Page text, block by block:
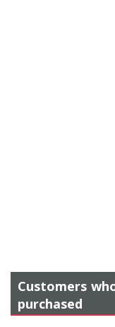
Customers
purchased